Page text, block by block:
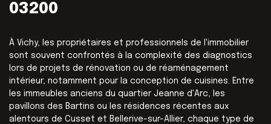
03200
À Vichy, les propriétaires et professionnels de l'immobilier
sont souvent confrontés à la complexité des diagnostics
lors de projets de rénovation ou de réaménagement
intérieur, notamment pour la conception de cuisines. Entre
les immeubles anciens du quartier Jeanne d'Arc, les
pavillons des Bartins ou les résidences récentes aux
alentours de Cusset et Bellerive-sur-Allier, chaque type de